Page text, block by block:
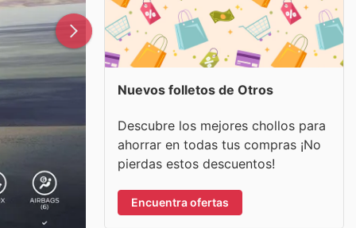
Nuevos folletos de Otros
Descubre los mejores chollos para
ahorrar en todas tus compras ¡No
pierdas estos descuentos!
Encuentra ofertas